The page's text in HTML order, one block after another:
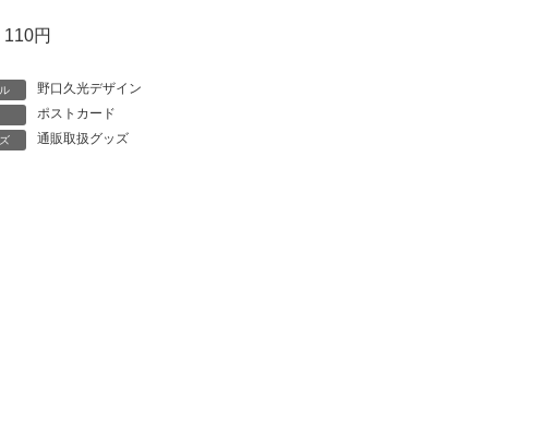
円
野口久光デザイン
ポストカード
通販取扱グッズ